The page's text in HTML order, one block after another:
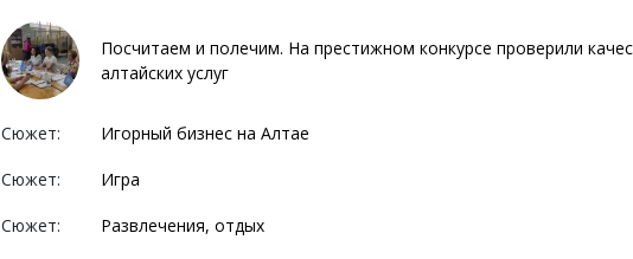
Посчитаем и полечим. На престижном конкурсе проверили
алтайских услуг
Сюжет: Игорный бизнес на Алтае
Сюжет: Игра
Сюжет: Развлечения, отдых